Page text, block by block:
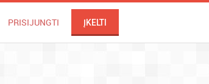
PRISIJUNGTI ĮKELTI